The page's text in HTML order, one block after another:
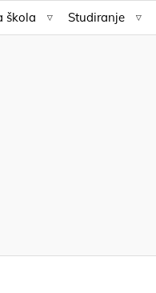
škola Studiranje